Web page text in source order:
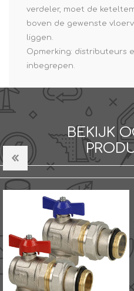
verdeler, moet de
boven de gewenste
liggen.
Opmerking: distributeurs
inbegrepen.
BEKIJK